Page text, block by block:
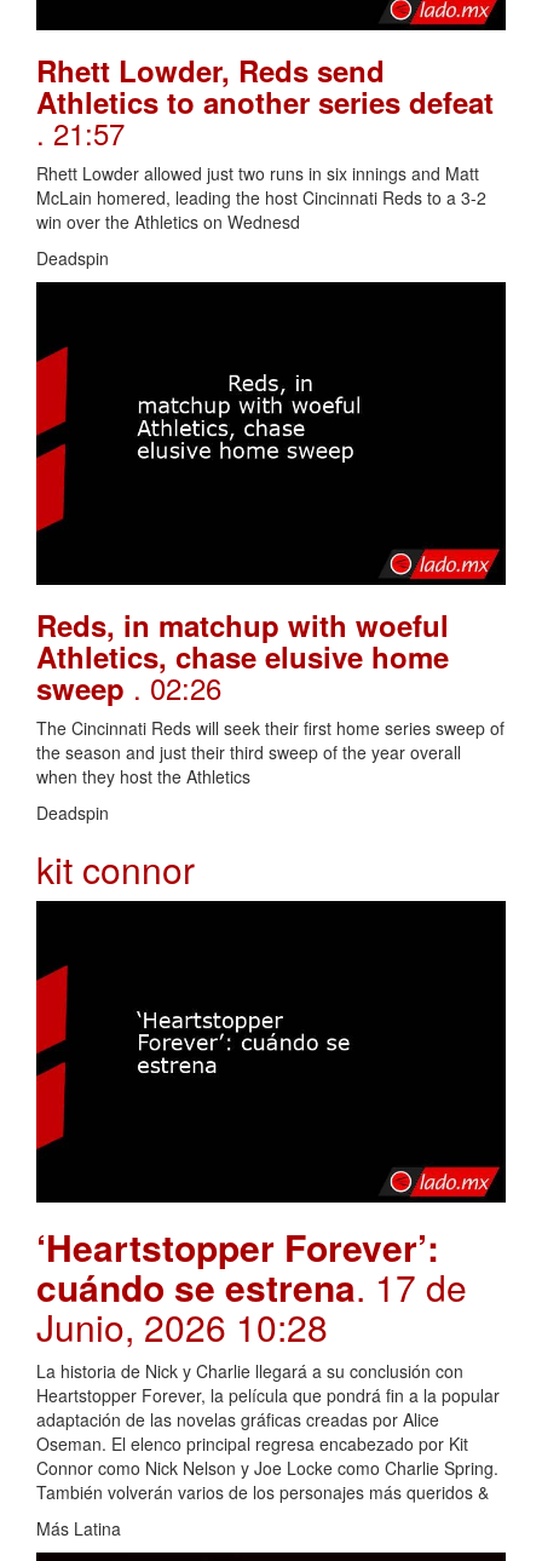
Rhett Lowder, Reds send
Athletics to another series defeat
. 21:57
Rhett Lowder allowed just two runs in six innings and Matt
McLain homered, leading the host Cincinnati Reds to a 3-2
win over the Athletics on Wednesd
Deadspin
Reds, in matchup with woeful
Athletics, chase elusive home
sweep . 02:26
The Cincinnati Reds will seek their first home series sweep of
the season and just their third sweep of the year overall
when they host the Athletics
Deadspin
kit connor
‘Heartstopper Forever’:
cuándo se estrena. 17 de
Junio, 2026 10:28
La historia de Nick y Charlie llegará a su conclusión con
Heartstopper Forever, la película que pondrá fin a la popular
adaptación de las novelas gráficas creadas por Alice
Oseman. El elenco principal regresa encabezado por Kit
Connor como Nick Nelson y Joe Locke como Charlie Spring.
También volverán varios de los personajes más queridos &
Más Latina